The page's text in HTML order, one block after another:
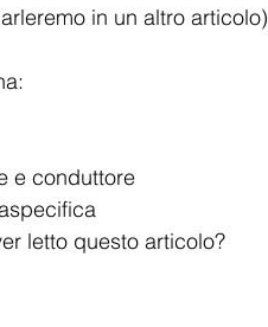
in un altro articolo)
e conduttore
letto questo articolo?